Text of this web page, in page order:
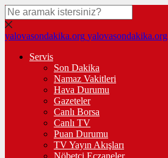
yalovasondakika.org yalovasondakika.org
Servis
Son Dakika
Namaz Vakitleri
Hava Durumu
Gazeteler
Canlı Borsa
Canlı TV
Puan Durumu
TV Yayın Akışları
Nöbetçi Eczaneler